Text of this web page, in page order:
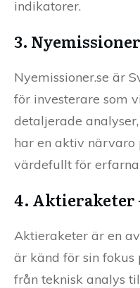
indikatorer.
3.
Nyemissioner.se är
för investerare som
detaljerade
har en aktiv närvaro
värdefullt för
4. Aktieraketer
Aktieraketer är en
är känd för sin fokus
från teknisk analys